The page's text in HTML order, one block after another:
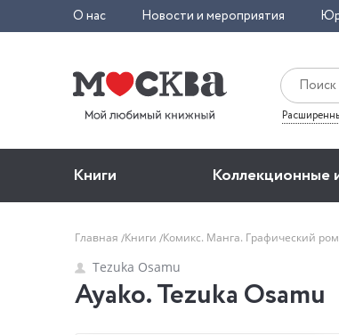
О нас Новости и мероприятия
Книги Коллекционные
Главная Книги Комикс. Манга. Графический
Tezuka Osamu
Ayako. Tezuka Osamu